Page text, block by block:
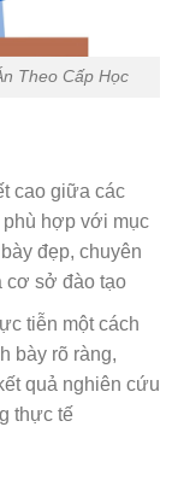
Theo Cấp Học
cao giữa các
phù hợp với mục
đẹp, chuyên
cơ sở đào tạo
tiễn một cách
bày rõ ràng,
quả nghiên cứu
thực tế